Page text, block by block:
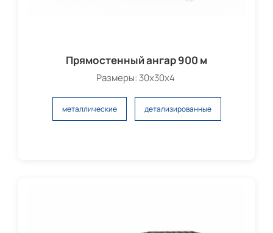
Прямостенный ангар 900 м
Размеры: 30х30х4
металлические детализированные